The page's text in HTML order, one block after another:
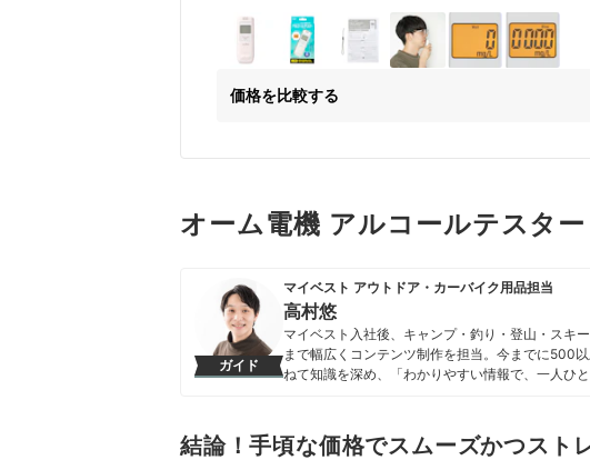
価格を比較する
オーム電機 アルコールテスタ
ガイド
マイベスト アウトドア・カーバイク用品担当
高村悠
マイベスト入社後、キャンプ・釣り・登山・スキ
まで幅広くコンテンツ制作を担当。今までに500
ねて知識を深め、「わかりやすい情報で、一人ひ
結論！手頃な価格でスムーズかつスト